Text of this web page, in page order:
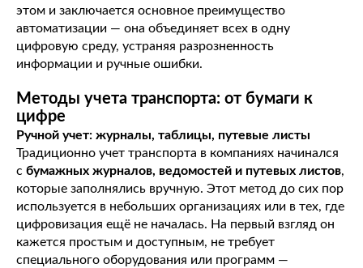
этом и заключается основное преимущество
автоматизации — она объединяет всех в одну
цифровую среду, устраняя разрозненность
информации и ручные ошибки.
Методы учета транспорта: от бумаги к
цифре
Ручной учет: журналы, таблицы, путевые листы
Традиционно учет транспорта в компаниях начинался
с бумажных журналов, ведомостей и путевых листов,
которые заполнялись вручную. Этот метод до сих пор
используется в небольших организациях или в тех, где
цифровизация ещё не началась. На первый взгляд он
кажется простым и доступным, не требует
специального оборудования или программ —